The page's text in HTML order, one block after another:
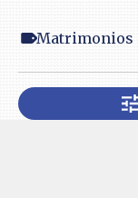
Matrimonios